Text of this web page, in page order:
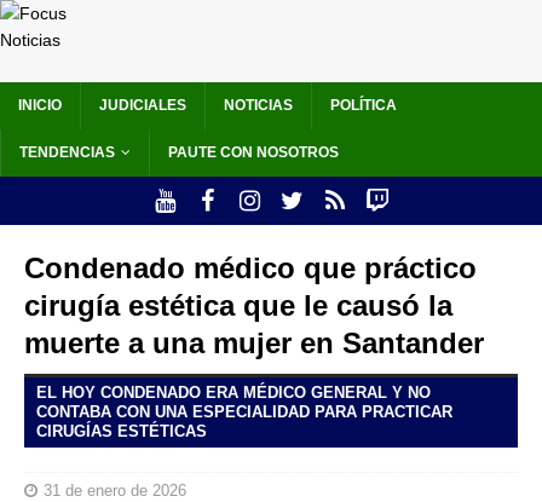
INICIO JUDICIALES NOTICIAS POLÍTICA
TENDENCIAS PAUTE CON NOSOTROS
Condenado médico que práctico
cirugía estética que le causó la
muerte a una mujer en Santander
EL HOY CONDENADO ERA MÉDICO GENERAL Y NO
CONTABA CON UNA ESPECIALIDAD PARA PRACTICAR
CIRUGÍAS ESTÉTICAS
31 de enero de 2026